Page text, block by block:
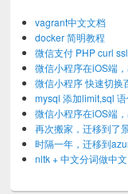
vagrant中文文档
docker 简明教程
微信支付 PHP curl
微信小程序在iOS端
微信小程序 快速切换
mysql 添加limit,sql
微信小程序在iOS端
再次搬家，迁移到了
时隔一年，迁移到
nltk + 中文分词做中